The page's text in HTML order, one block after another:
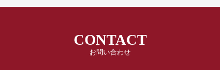
CONTACT
お問い合わせ